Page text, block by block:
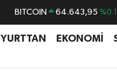
BITCOIN 64.643,95
YURTTAN EKONOMİ